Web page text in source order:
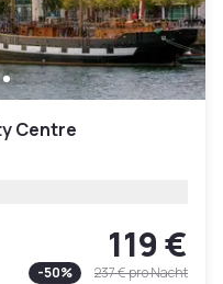
Centre
119 €
-50% 237 €pro Nacht